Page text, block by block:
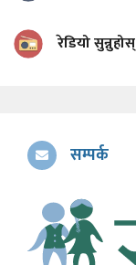
रेडियो सुन्नुहोस्
सम्पर्क